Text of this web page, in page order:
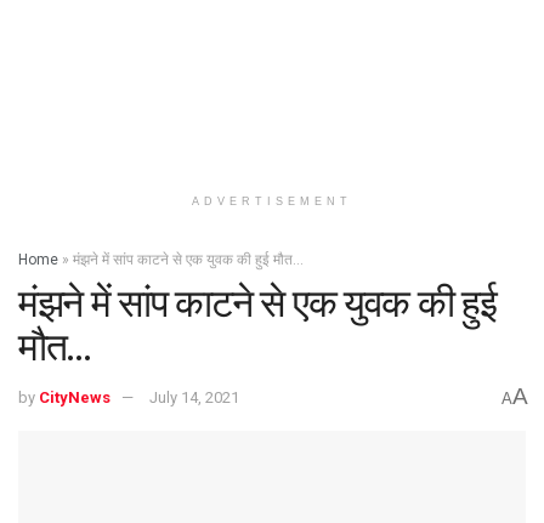
ADVERTISEMENT
Home » मंझने में सांप काटने से एक युवक की हुई मौत…
मंझने में सांप काटने से एक युवक की हुई
मौत…
by CityNews July 14, 2021 AA